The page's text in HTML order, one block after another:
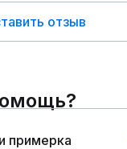
отзыв
примерка